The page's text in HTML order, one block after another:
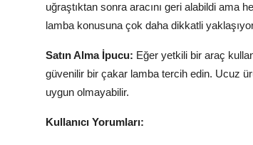
uğraştıktan sonra aracını geri alabildi ama
lamba konusuna çok daha dikkatli
Satın Alma İpucu: Eğer yetkili bir araç
güvenilir bir çakar lamba tercih edin. Ucuz
uygun olmayabilir.
Kullanıcı Yorumları: